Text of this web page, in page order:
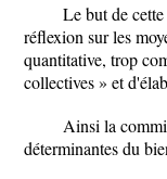
Le but de
réflexion sur les
quantitative, trop
collectives » et
Ainsi la
déterminantes du